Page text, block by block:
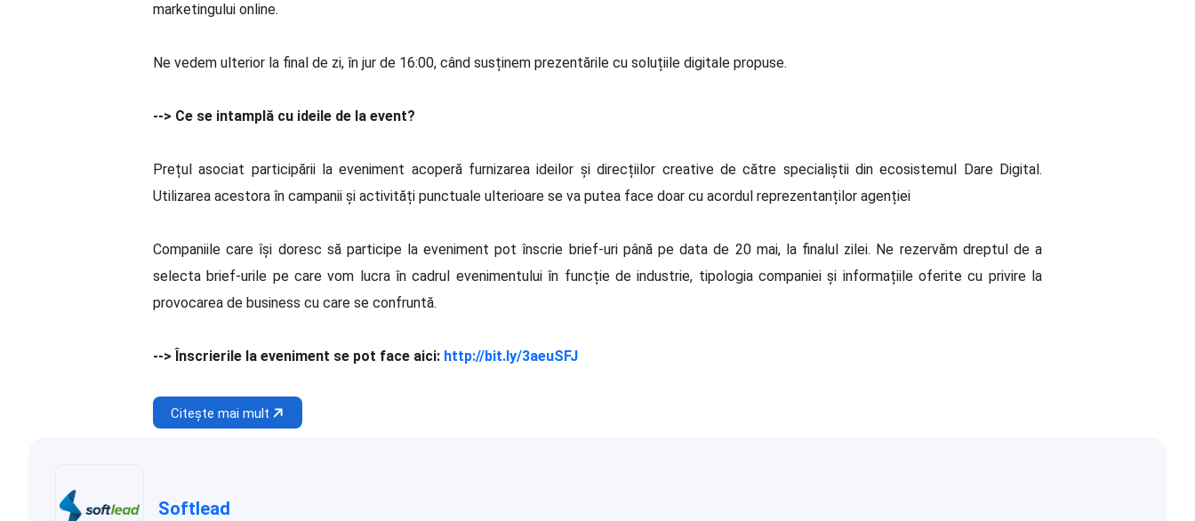
marketingului online.
Ne vedem ulterior la final de zi, în jur de 16:00, când susținem prezentările cu soluțiile digitale propuse.
--> Ce se intamplă cu ideile de la event?
Prețul asociat participării la eveniment acoperă furnizarea ideilor și direcțiilor creative de către specialiștii din ecosistemul Dare Digital.
Utilizarea acestora în campanii și activități punctuale ulterioare se va putea face doar cu acordul reprezentanților agenției
Companiile care își doresc să participe la eveniment pot înscrie brief-uri până pe data de 20 mai, la finalul zilei. Ne rezervăm dreptul de a
selecta brief-urile pe care vom lucra în cadrul evenimentului în funcție de industrie, tipologia companiei și informațiile oferite cu privire la
provocarea de business cu care se confruntă.
--> Înscrierile la eveniment se pot face aici: http://bit.ly/3aeuSFJ
Citește mai mult
Softlead